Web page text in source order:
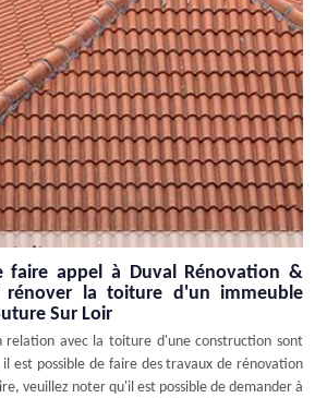
faire appel à Duval Rénovation &
rénover la toiture d'un immeuble
Sur Loir
relation avec la toiture d'une construction sont
est possible de faire des travaux de rénovation
veuillez noter qu'il est possible de demander à